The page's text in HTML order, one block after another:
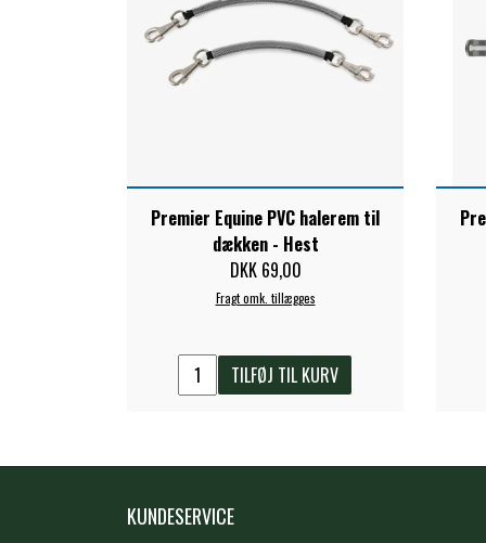
Premier Equine PVC halerem til
dækken - Hest
DKK 69,00
Fragt omk. tillægges
TILFØJ TIL KURV
KUNDESERVICE